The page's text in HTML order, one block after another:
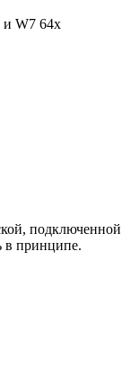
и W7 64x
подключенной
в принципе.